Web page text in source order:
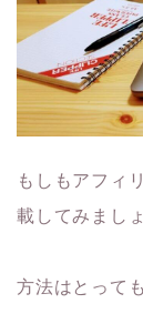
もしもアフィ
載してみまし
方法はとって